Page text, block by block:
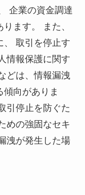
企業の資金調達
ます。 また、
、 取引を停止す
情報保護に関す
どは、情報漏洩
傾向がありま
引停止を防ぐた
めの強固なセキ
洩が発生した場